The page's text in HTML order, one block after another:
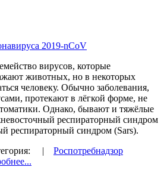
2019-nCoV
вирусов, которые
животных, но в некоторых
человеку. Обычно заболевания,
протекают в лёгкой форме, не
Однако, бывают и тяжёлые
респираторный синдром
респираторный синдром (Sars).
| Роспотребнадзор